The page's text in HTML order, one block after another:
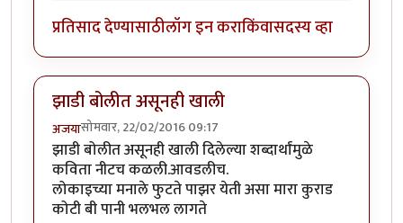
प्रतिसाद देण्यासाठीलॉग इन कराकिंवासदस्य व्हा
झाडी बोलीत असूनही खाली
अजयासोमवार, 22/02/2016 09:17
झाडी बोलीत असूनही खाली दिलेल्या शब्दार्थांमुळे
कविता नीटच कळली.आवडलीच.
लोकाइच्या मनाले फुटते पाझर येती असा मारा कुराड
कोटी बी पानी भलभल लागते